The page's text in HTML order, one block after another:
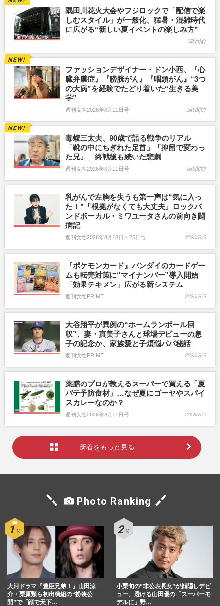
隅田川花火大会やフジロックで「配信で楽
しむスタイル」が一般化、猛暑・混雑時代
に広がる“新しい夏イベントの楽しみ方”
2時間前
ファッションデザイナー・ドン小西、『心
臓弁膜症』『膀胱がん』『咽頭がん』“3つ
の大病”を経験でたどり着いた“生きる美
学”
週刊女性2026年8月11日号 3時間前
毒蝮三太夫、90歳で語る戦争のリアル
「靴の中にちぎれた足首」「抑留で変わっ
た兄」…終戦後も続いた悲劇
週刊女性2026年8月11日号 8時間前
乳がんで左胸を失うも第一声は“気に入っ
た！”「根拠がなくても大丈夫」ロックバ
ンドボーカル・ミワユータさんの前向き闘
病記
週刊女性2026年8月18日・25日号 2026/8/9
『ポケモンカード』バンダイのカードゲー
ムも転売対策に“マイナンバー”導入開始
「効果テキメン」広がる新システム
週刊女性PRIME 2026/8/9
大谷翔平が異例の“ホームランボール回
収”、妻・真美子さんと球場デビューの息
子の記念か、家族愛と子煩悩パパ秘話
週刊女性PRIME 2026/8/9
薬膳のプロが教えるスーパーで買える「夏
バテ予防食材」…なぜ夏にゴーヤやスパイ
スカレーなのか？
週刊女性2026年8月11日号 2026/8/9
新着をもっと見る
Photo Ranking
大河ドラマ『豊臣兄弟！』山田涼
介・栗原類ら初出演組の“扮装公
開”で「顔で天下…
小栗旬の“非公表長女”が顔隠しデビ
ュー、透ける山田優の「スーパーモ
デルに」野…